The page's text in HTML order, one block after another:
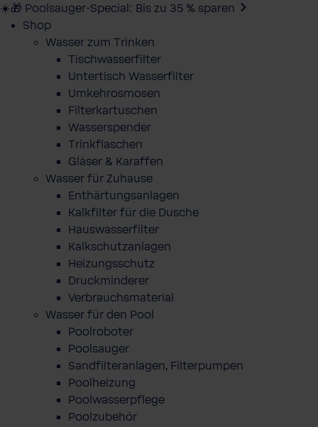
☀️🎁 Poolsauger-Special: Bis zu 35 % sparen
Shop
Wasser zum Trinken
Tischwasserfilter
Untertisch Wasserfilter
Umkehrosmosen
Filterkartuschen
Wasserspender
Trinkflaschen
Gläser & Karaffen
Wasser für Zuhause
Enthärtungsanlagen
Kalkfilter für die Dusche
Hauswasserfilter
Kalkschutzanlagen
Heizungsschutz
Druckminderer
Verbrauchsmaterial
Wasser für den Pool
Poolroboter
Poolsauger
Sandfilteranlagen, Filterpumpen
Poolheizung
Poolwasserpflege
Poolzubehör